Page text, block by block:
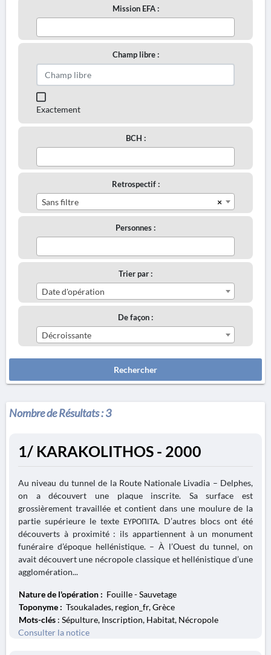
Mission EFA :
Champ libre :
Exactement
BCH :
Retrospectif :
×
Sans filtre
Personnes :
Trier par :
Date d'opération
De façon :
Décroissante
Rechercher
Nombre de Résultats :3
1/ KARAKOLITHOS - 2000
Au niveau du tunnel de la Route Nationale Livadia – Delphes,
on a découvert une plaque inscrite. Sa surface est
grossièrement travaillée et contient dans une moulure de la
partie supérieure le texte ΕΥΡΟΠΙΤΑ. D’autres blocs ont été
découverts à proximité : ils appartiennent à un monument
funéraire d’époque hellénistique. – À l’Ouest du tunnel, on
avait découvert une nécropole classique et hellénistique d’une
agglomération...
Nature de l'opération : Fouille - Sauvetage
Toponyme : Tsoukalades, region_fr, Grèce
Mots-clés : Sépulture, Inscription, Habitat, Nécropole
Consulter la notice